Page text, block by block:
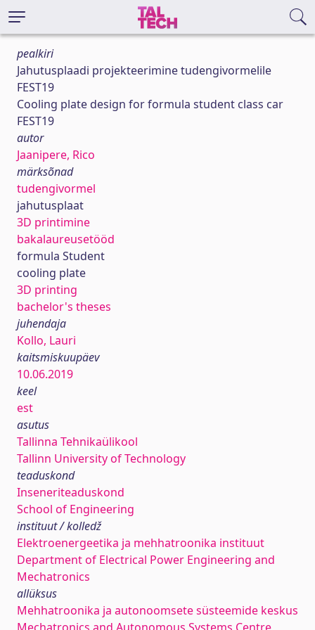
pealkiri
Jahutusplaadi projekteerimine tudengivormelile
FEST19
Cooling plate design for formula student class car
FEST19
autor
Jaanipere, Rico
märksõnad
tudengivormel
jahutusplaat
3D printimine
bakalaureusetööd
formula Student
cooling plate
3D printing
bachelor's theses
juhendaja
Kollo, Lauri
kaitsmiskuupäev
10.06.2019
keel
est
asutus
Tallinna Tehnikaülikool
Tallinn University of Technology
teaduskond
Inseneriteaduskond
School of Engineering
instituut / kolledž
Elektroenergeetika ja mehhatroonika instituut
Department of Electrical Power Engineering and
Mechatronics
allüksus
Mehhatroonika ja autonoomsete süsteemide keskus